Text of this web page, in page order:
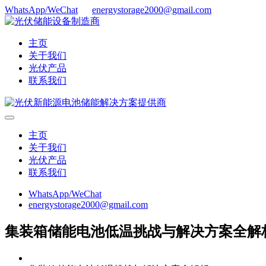
WhatsApp/WeChat energystorage2000@gmail.com
主页
关于我们
光伏产品
联系我们
主页
关于我们
光伏产品
联系我们
WhatsApp/WeChat
energystorage2000@gmail.com
集装箱储能电池低温挑战与解决方案全解